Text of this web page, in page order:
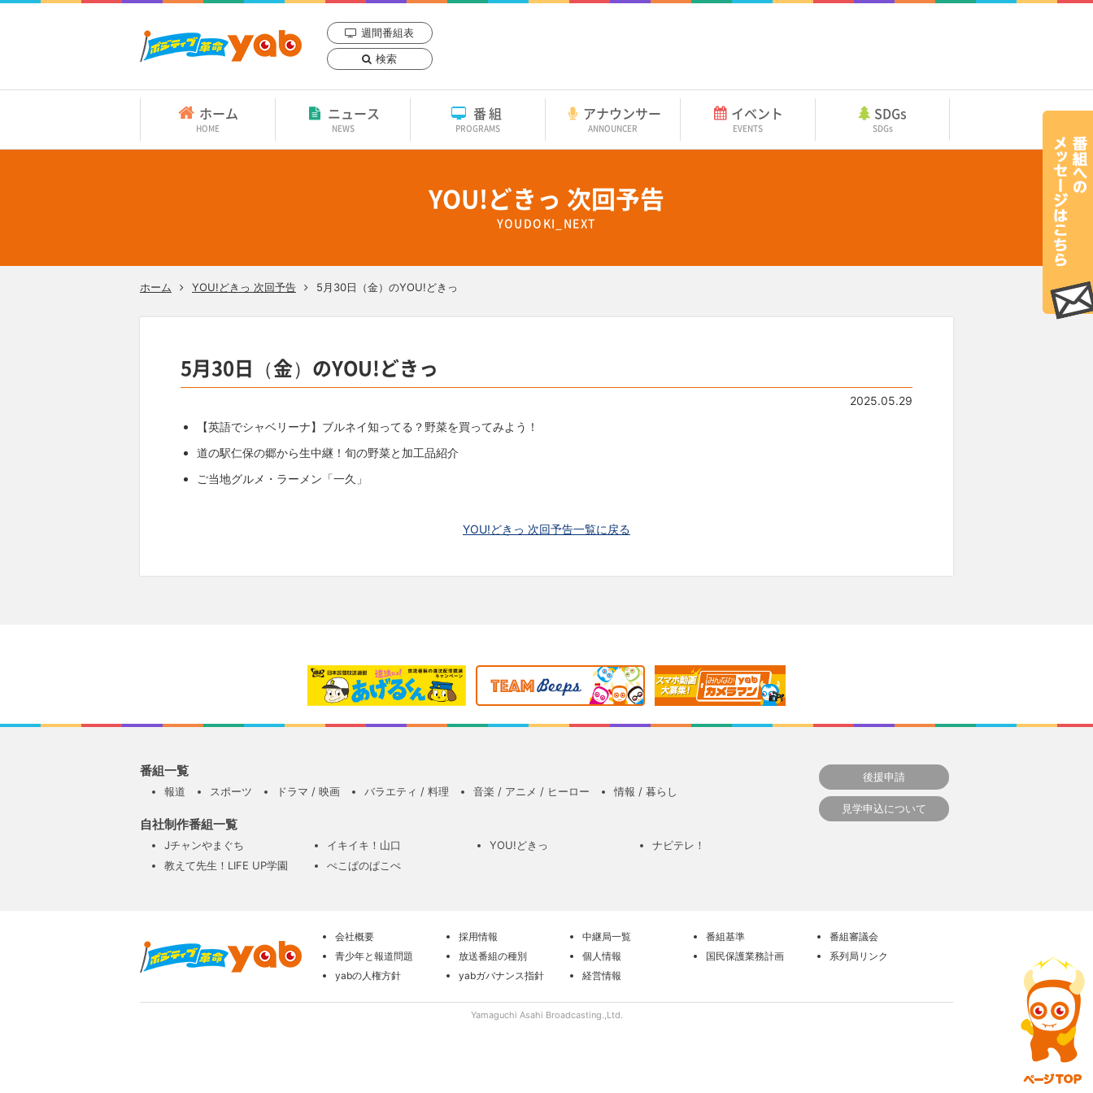
週間番組表
検索
ホーム
HOME
ニュース
NEWS
番組
PROGRAMS
アナウンサー
ANNOUNCER
イベント
EVENTS
SDGs
SDGs
YOU!どきっ 次回予告
YOUDOKI_NEXT
ホーム YOU!どきっ 次回予告 5月30日（金）のYOU!どきっ
5月30日（金）のYOU!どきっ
2025.05.29
【英語でシャベリーナ】ブルネイ知ってる？野菜を買ってみよう！
道の駅仁保の郷から生中継！旬の野菜と加工品紹介
ご当地グルメ・ラーメン「一久」
YOU!どきっ 次回予告一覧に戻る
番組一覧
報道 スポーツ ドラマ / 映画 バラエティ / 料理 音楽 / アニメ / ヒーロー 情報 / 暮らし
自社制作番組一覧
Jチャンやまぐち イキイキ！山口 YOU!どきっ
ナビテレ！
教えて先生！LIFE UP学園
ぺこぱのぱこぺ
後援申請
見学申込について
会社概要 採用情報 中継局一覧 番組基準
番組審議会
青少年と報道問題
放送番組の種別 個人情報 国民保護業務計画
系列局リンク
yabの人権方針
yabガバナンス指針 経営情報
Yamaguchi Asahi Broadcasting.,Ltd.